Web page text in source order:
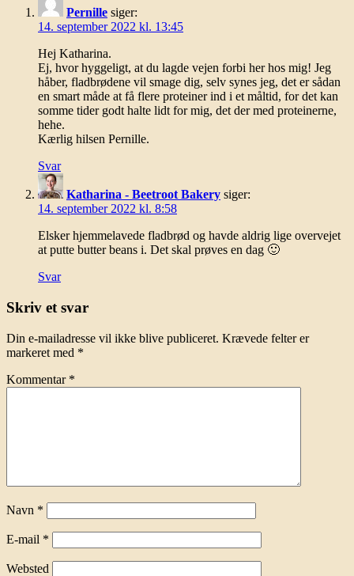
Pernille siger:
14. september 2022 kl. 13:45
Hej Katharina.
Ej, hvor hyggeligt, at du lagde vejen forbi her hos mig! Jeg
håber, fladbrødene vil smage dig, selv synes jeg, det er sådan
en smart måde at få flere proteiner ind i et måltid, for det kan
somme tider godt halte lidt for mig, det der med proteinerne,
hehe.
Kærlig hilsen Pernille.
Svar
Katharina - Beetroot Bakery siger:
14. september 2022 kl. 8:58
Elsker hjemmelavede fladbrød og havde aldrig lige overvejet
at putte butter beans i. Det skal prøves en dag 🙂
Svar
Skriv et svar
Din e-mailadresse vil ikke blive publiceret. Krævede felter er
markeret med *
Kommentar *
Navn *
E-mail *
Websted